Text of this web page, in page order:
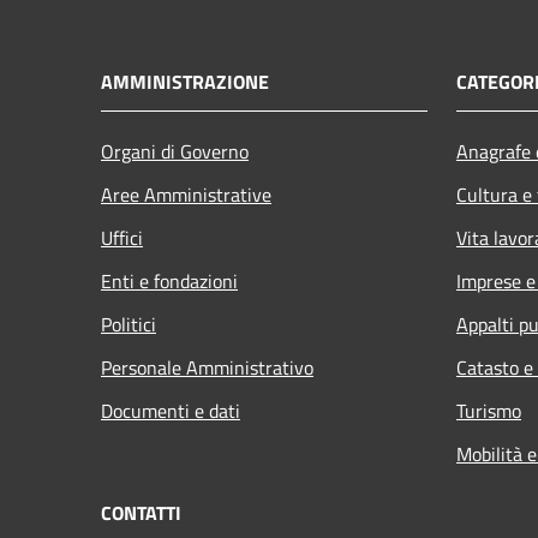
AMMINISTRAZIONE
Organi di Governo
Aree Amministrative
Uffici
Enti e fondazioni
Politici
Personale Amministrativo
Documenti e dati
Cultura
Vita
Imprese
Appalti
Catasto
Turismo
Mobilità
CONTATTI